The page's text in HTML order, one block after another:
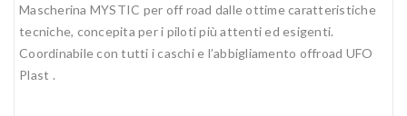
Mascherina MYSTIC per off road dalle ottime caratteristiche
tecniche, concepita per i piloti più attenti ed esigenti.
Coordinabile con tutti i caschi e l’abbigliamento offroad UFO
Plast .